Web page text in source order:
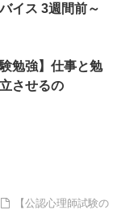
イス 3週間前～
勉強】仕事と勉
させるの
【公認心理師試験の